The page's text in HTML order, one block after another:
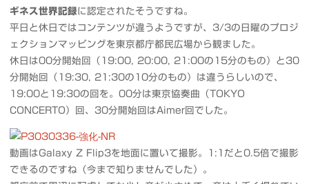
ギネス世界記録に認定されたそうですね。
平日と休日ではコンテンツが違うようですが、3/3の日曜のプロジ
ェクションマッピングを東京都庁都民広場から観ました。
休日は00分開始回（19:00, 20:00, 21:00の15分のもの）と30
分開始回（19:30, 21:30の10分のもの）は違うらしいので、
19:00と19:30の回を。00分は東京協奏曲（TOKYO
CONCERTO）回、30分開始回はAimer回でした。
動画はGalaxy Z Flip3を地面に置いて撮影。1:1だと0.5倍で撮影
できるのですね（今まで知りませんでした）。